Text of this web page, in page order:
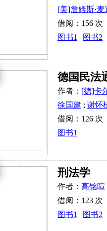
[美]詹姆斯·麦
借阅：156 次
图书1 | 图书2
德国民法
作者： [德]卡
徐国建 ; 谢怀
借阅：126 次
图书1
刑法学
作者： 高铭暄
借阅：123 次
图书1 | 图书2